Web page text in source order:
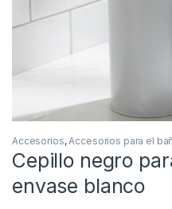
Accesorios,Accesorios para el
Cepillo negro
envase blanco